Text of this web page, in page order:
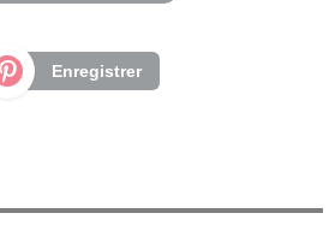
Enregistrer